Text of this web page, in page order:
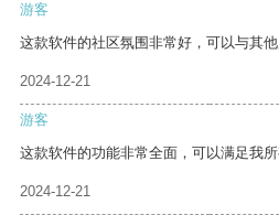
游客
这款软件的社区氛围非常好，可以与其他
2024-12-21
游客
这款软件的功能非常全面，可以满足我所
2024-12-21